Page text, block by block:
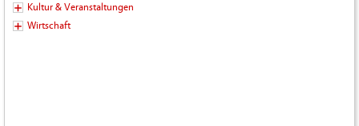
Kultur & Veranstaltungen
Wirtschaft